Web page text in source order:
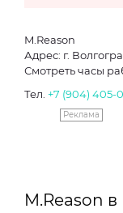
M.Reason
Адрес: г.
Смотреть часы
Тел. +7 (904) 405-
Реклама
M.Reason